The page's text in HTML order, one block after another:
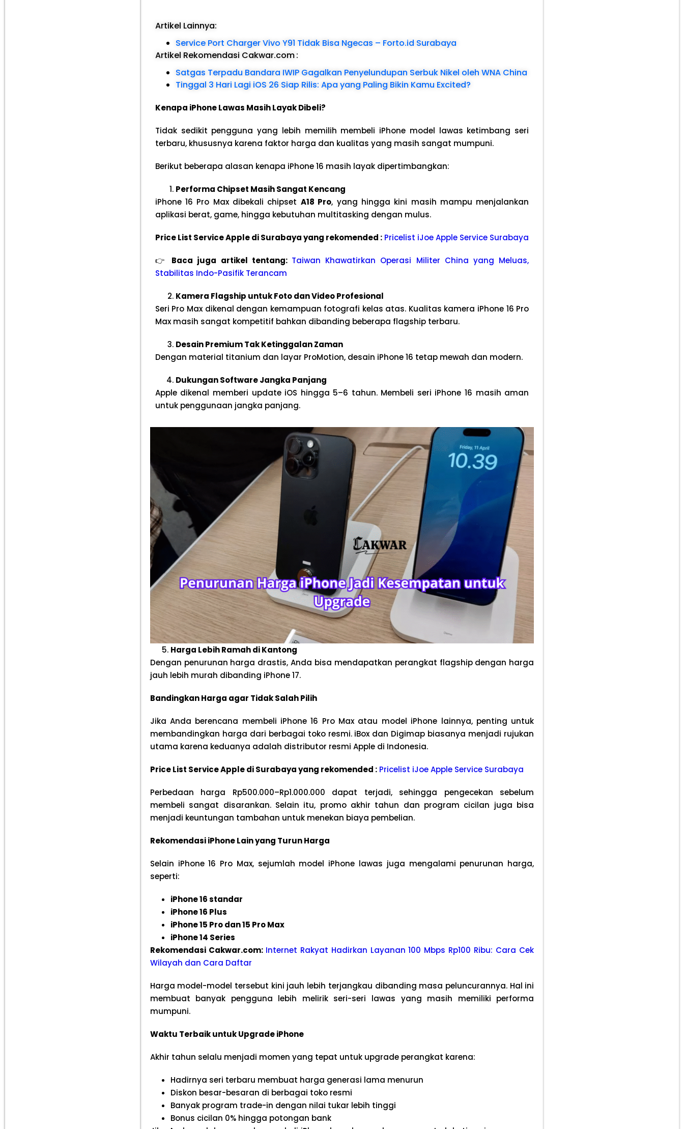
Artikel Lainnya:
Service Port Charger Vivo Y91 Tidak Bisa Ngecas – Forto.id Surabaya
Artikel Rekomendasi Cakwar.com:
Satgas Terpadu Bandara IWIP Gagalkan Penyelundupan Serbuk Nikel oleh WNA China
Tinggal 3 Hari Lagi iOS 26 Siap Rilis: Apa yang Paling Bikin Kamu Excited?
Kenapa iPhone Lawas Masih Layak Dibeli?
Tidak sedikit pengguna yang lebih memilih membeli iPhone model lawas ketimbang seri
terbaru, khususnya karena faktor harga dan kualitas yang masih sangat mumpuni.
Berikut beberapa alasan kenapa iPhone 16 masih layak dipertimbangkan:
Performa Chipset Masih Sangat Kencang
iPhone 16 Pro Max dibekali chipset A18 Pro, yang hingga kini masih mampu menjalankan
aplikasi berat, game, hingga kebutuhan multitasking dengan mulus.
Price List Service Apple di Surabaya yang rekomended : Pricelist iJoe Apple Service Surabaya
👉 Baca juga artikel tentang: Taiwan Khawatirkan Operasi Militer China yang Meluas,
Stabilitas Indo-Pasifik Terancam
Kamera Flagship untuk Foto dan Video Profesional
Seri Pro Max dikenal dengan kemampuan fotografi kelas atas. Kualitas kamera iPhone 16 Pro
Max masih sangat kompetitif bahkan dibanding beberapa flagship terbaru.
Desain Premium Tak Ketinggalan Zaman
Dengan material titanium dan layar ProMotion, desain iPhone 16 tetap mewah dan modern.
Dukungan Software Jangka Panjang
Apple dikenal memberi update iOS hingga 5–6 tahun. Membeli seri iPhone 16 masih aman
untuk penggunaan jangka panjang.
Harga Lebih Ramah di Kantong
Dengan penurunan harga drastis, Anda bisa mendapatkan perangkat flagship dengan harga
jauh lebih murah dibanding iPhone 17.
Bandingkan Harga agar Tidak Salah Pilih
Jika Anda berencana membeli iPhone 16 Pro Max atau model iPhone lainnya, penting untuk
membandingkan harga dari berbagai toko resmi. iBox dan Digimap biasanya menjadi rujukan
utama karena keduanya adalah distributor resmi Apple di Indonesia.
Price List Service Apple di Surabaya yang rekomended : Pricelist iJoe Apple Service Surabaya
Perbedaan harga Rp500.000–Rp1.000.000 dapat terjadi, sehingga pengecekan sebelum
membeli sangat disarankan. Selain itu, promo akhir tahun dan program cicilan juga bisa
menjadi keuntungan tambahan untuk menekan biaya pembelian.
Rekomendasi iPhone Lain yang Turun Harga
Selain iPhone 16 Pro Max, sejumlah model iPhone lawas juga mengalami penurunan harga,
seperti:
iPhone 16 standar
iPhone 16 Plus
iPhone 15 Pro dan 15 Pro Max
iPhone 14 Series
Rekomendasi Cakwar.com: Internet Rakyat Hadirkan Layanan 100 Mbps Rp100 Ribu: Cara Cek
Wilayah dan Cara Daftar
Harga model-model tersebut kini jauh lebih terjangkau dibanding masa peluncurannya. Hal ini
membuat banyak pengguna lebih melirik seri-seri lawas yang masih memiliki performa
mumpuni.
Waktu Terbaik untuk Upgrade iPhone
Akhir tahun selalu menjadi momen yang tepat untuk upgrade perangkat karena:
Hadirnya seri terbaru membuat harga generasi lama menurun
Diskon besar-besaran di berbagai toko resmi
Banyak program trade-in dengan nilai tukar lebih tinggi
Bonus cicilan 0% hingga potongan bank